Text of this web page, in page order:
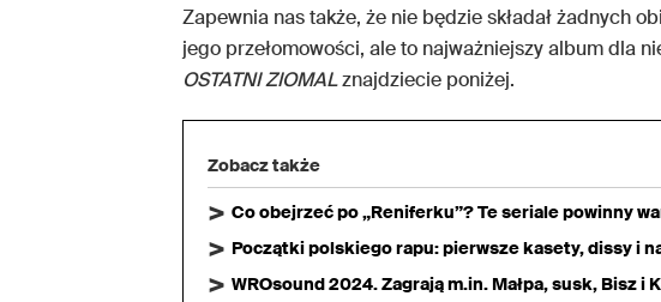
Zapewnia nas także, że nie będzie składał żadnych
jego przełomowości, ale to najważniejszy album dla
OSTATNI ZIOMALznajdziecie poniżej.
Zobacz także
Co obejrzeć po „Reniferku”? Te seriale powinny
Początki polskiego rapu: pierwsze kasety, dissy i
WROsound 2024. Zagrają m.in. Małpa, susk, Bisz i